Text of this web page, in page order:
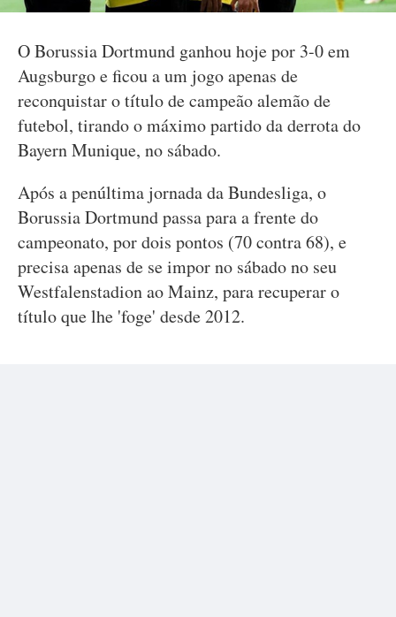
O Borussia Dortmund ganhou hoje por 3-0 em
Augsburgo e ficou a um jogo apenas de
reconquistar o título de campeão alemão de
futebol, tirando o máximo partido da derrota do
Bayern Munique, no sábado.
Após a penúltima jornada da Bundesliga, o
Borussia Dortmund passa para a frente do
campeonato, por dois pontos (70 contra 68), e
precisa apenas de se impor no sábado no seu
Westfalenstadion ao Mainz, para recuperar o
título que lhe 'foge' desde 2012.